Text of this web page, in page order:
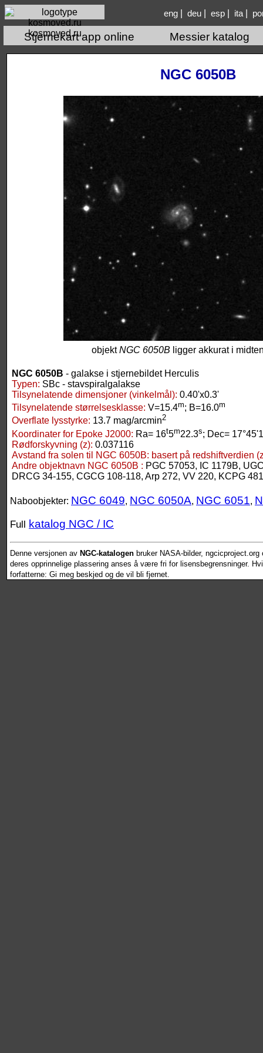
kosmoved.ru
eng| deu| esp| ita|
Stjernekart app online Messier katalog
NGC 6050B
objektNGC 6050B ligger akkurat i
NGC 6050B - galakse i stjernebildet Herculis
Typen: SBc - stavspiralgalakse
Tilsynelatende dimensjoner (vinkelmål): 0.40'x0.3'
Tilsynelatende størrelsesklasse: V=15.4m; B=16.0m
Overflate lysstyrke: 13.7 mag/arcmin2
Koordinater for Epoke J2000: Ra= 16t5m22.3s; Dec=
Rødforskyvning (z): 0.037116
Avstand fra solen til NGC 6050B: basert på redshiftverdien
Andre objektnavn NGC 6050B : PGC 57053, IC 1179B,
DRCG 34-155, CGCG 108-118, Arp 272, VV 220, KCPG
Naboobjekter: NGC 6049, NGC 6050A, NGC 6051,
Full katalog NGC / IC
Denne versjonen av NGC-katalogen bruker NASA-bilder,
deres opprinnelige plassering anses å være fri for lisensbegrensninger.
forfatterne: Gi meg beskjed og de vil bli fjernet.